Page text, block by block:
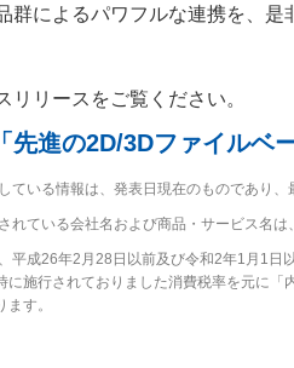
群によるパワフルな連携を、是
リリースをご覧ください。
先進の2D/3Dファイルベ
いる情報は、発表日現在のものであり
ている会社名および商品・サービス名は
平成26年2月28日以前及び令和2年1月1日
に施行されておりました消費税率を元に
す。